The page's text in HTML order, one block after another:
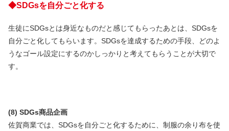
◆SDGsを自分ごと化する
生徒にSDGsとは身近なものだと感じてもらったあとは、SDGsを
自分ごと化してもらいます。SDGsを達成するための手段、どのよ
うなゴール設定にするのかしっかりと考えてもらうことが大切で
す。
(8) SDGs商品企画
佐賀商業では、SDGsを自分ごと化するために、制服の余り布を使